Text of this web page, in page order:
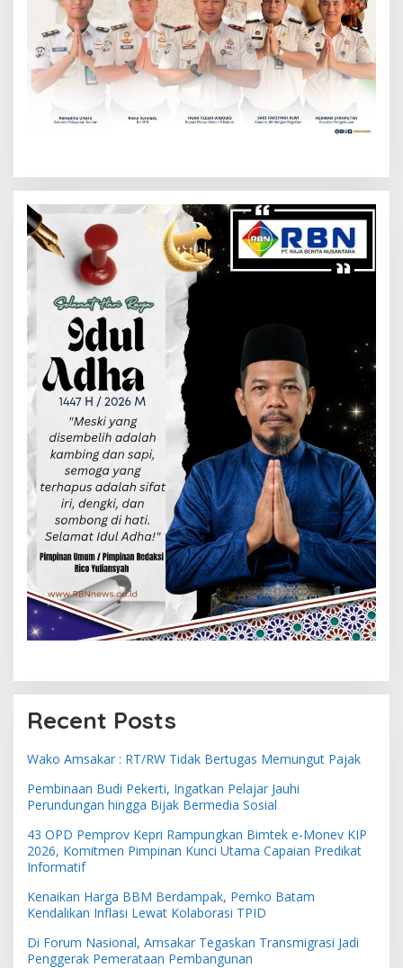
Recent Posts
Wako Amsakar : RT/RW Tidak Bertugas Memungut Pajak
Pembinaan Budi Pekerti, Ingatkan Pelajar Jauhi
Perundungan hingga Bijak Bermedia Sosial
43 OPD Pemprov Kepri Rampungkan Bimtek e-Monev KIP
2026, Komitmen Pimpinan Kunci Utama Capaian Predikat
Informatif
Kenaikan Harga BBM Berdampak, Pemko Batam
Kendalikan Inflasi Lewat Kolaborasi TPID
Di Forum Nasional, Amsakar Tegaskan Transmigrasi Jadi
Penggerak Pemerataan Pembangunan